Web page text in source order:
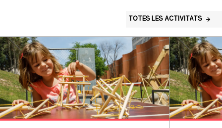
TOTES LES ACTIVITATS